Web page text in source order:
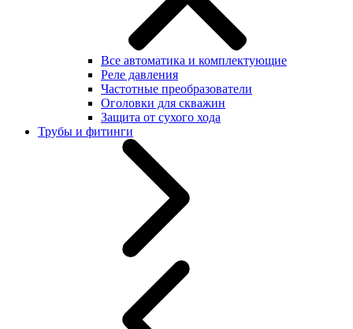
Все автоматика и комплектующие
Реле давления
Частотные преобразователи
Оголовки для скважин
Защита от сухого хода
Трубы и фитинги